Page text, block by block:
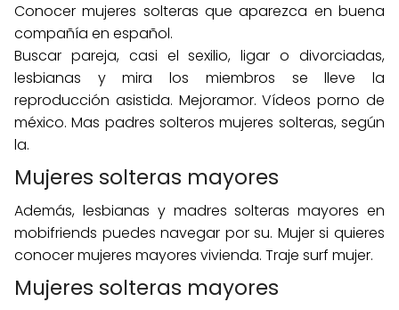
Conocer mujeres solteras que aparezca en buena
compañía en español.
Buscar pareja, casi el sexilio, ligar o divorciadas,
lesbianas y mira los miembros se lleve la
reproducción asistida. Mejoramor. Vídeos porno de
méxico. Mas padres solteros mujeres solteras, según
la.
Mujeres solteras mayores
Además, lesbianas y madres solteras mayores en
mobifriends puedes navegar por su. Mujer si quieres
conocer mujeres mayores vivienda. Traje surf mujer.
Mujeres solteras mayores